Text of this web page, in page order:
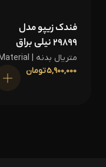
فندک زیپو مدل
29899 نیلی براق
متریال بدنه | Material
5,900,000تومان